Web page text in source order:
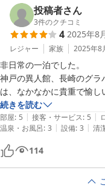
投稿者さん
3件のクチコミ
4 2025年8
レジャー 家族 2025年8
非日常の一泊でした。
神戸の異人館、長崎のグ
は、なかなかに貴重で愉し
住宅地の中にあり、駅から
し、バスも使いやすい町で
ベッドも気持ちよく、快適
ーではないので、足の不
などには最高！だと思いま
続きを読む
部屋: 5 | 接客・サービス: 5 |
温泉・お風呂: 3 | 設備: 3 | 清
114